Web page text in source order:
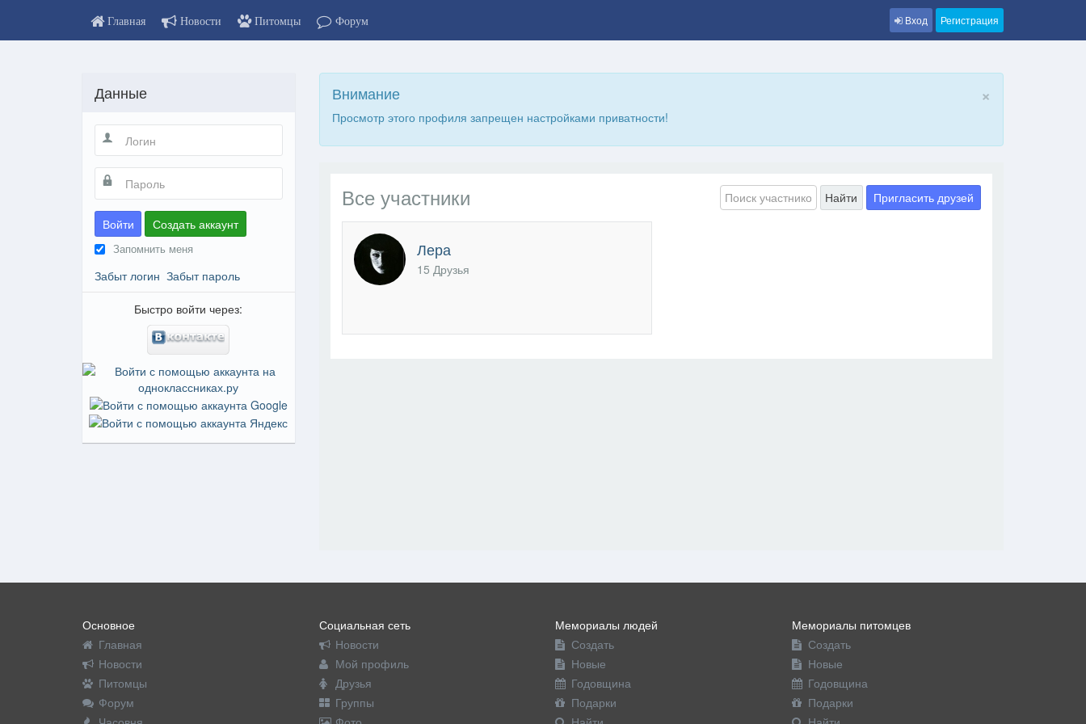
Главная Новости Питомцы Форум Вход Регистрация
×
Внимание
Просмотр этого профиля запрещен настройками приватности!
Все участники Найти Пригласить друзей
Лера
15 Друзья
Данные
Войти Создать аккаунт
Запомнить меня
Забыт логин Забыт пароль
Быстро войти через:
Основное
Главная
Новости
Питомцы
Форум
Социальная сеть
Новости
Мой профиль
Друзья
Группы
Мемориалы людей
Создать
Новые
Годовщина
Подарки
Мемориалы питомцев
Создать
Новые
Годовщина
Подарки